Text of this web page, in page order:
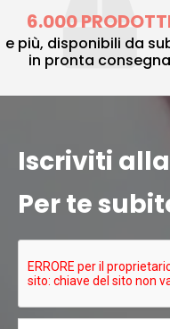
6.000
e più, disponibili da
in pronta consegna
Iscriviti
Per te